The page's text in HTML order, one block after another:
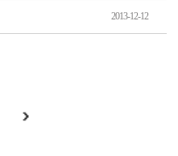
2013-12-12